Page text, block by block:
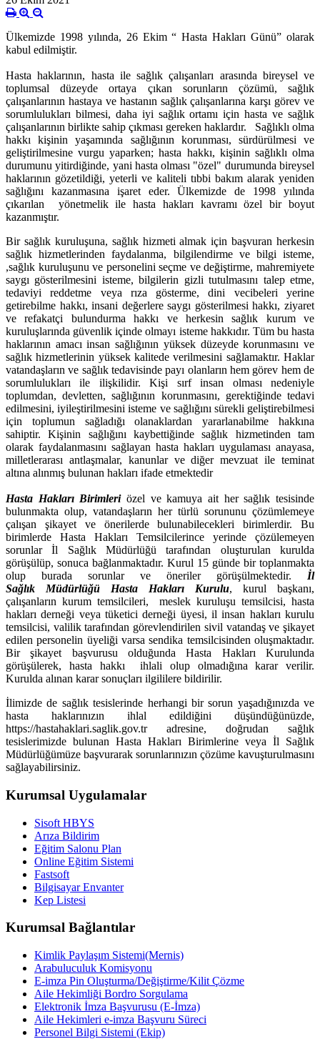
Ülkemizde 1998 yılında, 26 Ekim “ Hasta Hakları Günü” olarak
kabul edilmiştir.
Hasta haklarının, hasta ile sağlık çalışanları arasında bireysel ve
toplumsal düzeyde ortaya çıkan sorunların çözümü, sağlık
çalışanlarının hastaya ve hastanın sağlık çalışanlarına karşı görev ve
sorumlulukları bilmesi, daha iyi sağlık ortamı için hasta ve sağlık
çalışanlarının birlikte sahip çıkması gereken haklardır. Sağlıklı olma
hakkı kişinin yaşamında sağlığının korunması, sürdürülmesi ve
geliştirilmesine vurgu yaparken; hasta hakkı, kişinin sağlıklı olma
durumunu yitirdiğinde, yani hasta olması "özel" durumunda bireysel
haklarının gözetildiği, yeterli ve kaliteli tıbbi bakım alarak yeniden
sağlığını kazanmasına işaret eder. Ülkemizde de 1998 yılında
çıkarılan yönetmelik ile hasta hakları kavramı özel bir boyut
kazanmıştır.
Bir sağlık kuruluşuna, sağlık hizmeti almak için başvuran herkesin
sağlık hizmetlerinden faydalanma, bilgilendirme ve bilgi isteme,
,sağlık kuruluşunu ve personelini seçme ve değiştirme, mahremiyete
saygı gösterilmesini isteme, bilgilerin gizli tutulmasını talep etme,
tedaviyi reddetme veya rıza gösterme, dini vecibeleri yerine
getirebilme hakkı, insani değerlere saygı gösterilmesi hakkı, ziyaret
ve refakatçi bulundurma hakkı ve herkesin sağlık kurum ve
kuruluşlarında güvenlik içinde olmayı isteme hakkıdır. Tüm bu hasta
haklarının amacı insan sağlığının yüksek düzeyde korunmasını ve
sağlık hizmetlerinin yüksek kalitede verilmesini sağlamaktır. Haklar
vatandaşların ve sağlık tedavisinde payı olanların hem görev hem de
sorumlulukları ile ilişkilidir. Kişi sırf insan olması nedeniyle
toplumdan, devletten, sağlığının korunmasını, gerektiğinde tedavi
edilmesini, iyileştirilmesini isteme ve sağlığını sürekli geliştirebilmesi
için toplumun sağladığı olanaklardan yararlanabilme hakkına
sahiptir. Kişinin sağlığını kaybettiğinde sağlık hizmetinden tam
olarak faydalanmasını sağlayan hasta hakları uygulaması anayasa,
milletlerarası antlaşmalar, kanunlar ve diğer mevzuat ile teminat
altına alınmış bulunan hakları ifade etmektedir
Hasta Hakları Birimleriözel ve kamuya ait her sağlık tesisinde
bulunmakta olup, vatandaşların her türlü sorununu çözümlemeye
çalışan şikayet ve önerilerde bulunabilecekleri birimlerdir. Bu
birimlerde Hasta Hakları Temsilcilerince yerinde çözülemeyen
sorunlar İl Sağlık Müdürlüğü tarafından oluşturulan kurulda
görüşülüp, sonuca bağlanmaktadır. Kurul 15 günde bir toplanmakta
olup burada sorunlar ve öneriler görüşülmektedir. İl
Sağlık Müdürlüğü Hasta Hakları Kurulu, kurul başkanı,
çalışanların kurum temsilcileri, meslek kuruluşu temsilcisi, hasta
hakları derneği veya tüketici derneği üyesi, il insan hakları kurulu
temsilcisi, valilik tarafından görevlendirilen sivil vatandaş ve şikayet
edilen personelin üyeliği varsa sendika temsilcisinden oluşmaktadır.
Bir şikayet başvurusu olduğunda Hasta Hakları Kurulunda
görüşülerek, hasta hakkı ihlali olup olmadığına karar verilir.
Kurulda alınan karar sonuçları ilgililere bildirilir.
İlimizde de sağlık tesislerinde herhangi bir sorun yaşadığınızda ve
hasta haklarınızın ihlal edildiğini düşündüğünüzde,
https://hastahaklari.saglik.gov.tr adresine, doğrudan sağlık
tesislerimizde bulunan Hasta Hakları Birimlerine veya İl Sağlık
Müdürlüğümüze başvurarak sorunlarınızın çözüme kavuşturulmasını
sağlayabilirsiniz.
Kurumsal Uygulamalar
Sisoft HBYS
Arıza Bildirim
Eğitim Salonu Plan
Online Eğitim Sistemi
Fastsoft
Bilgisayar Envanter
Kep Listesi
Kurumsal Bağlantılar
Kimlik Paylaşım Sistemi(Mernis)
Arabuluculuk Komisyonu
E-imza Pin Oluşturma/Değiştirme/Kilit Çözme
Aile Hekimliği Bordro Sorgulama
Elektronik İmza Başvurusu (E-İmza)
Aile Hekimleri e-imza Başvuru Süreci
Personel Bilgi Sistemi (Ekip)